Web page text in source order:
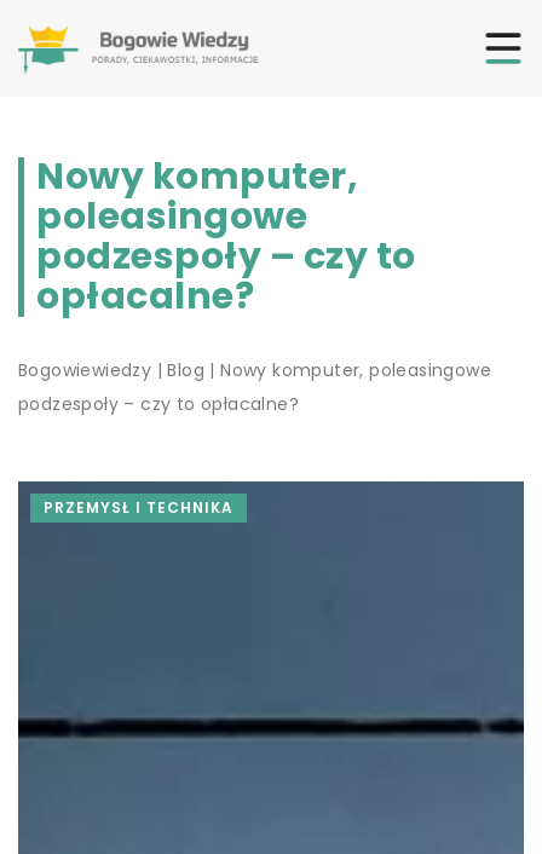
Nowy komputer,
poleasingowe
podzespoły – czy to
opłacalne?
Bogowiewiedzy |Blog |Nowy komputer, poleasingowe
podzespoły – czy to opłacalne?
PRZEMYSŁ I TECHNIKA